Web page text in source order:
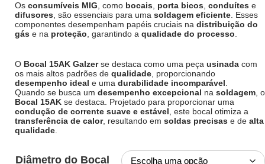
Os consumíveis MIG , como bocais porta bicos conduítes e
difusores , são essenciais para uma soldagem eficiente . Esses
componentes desempenham papéis cruciais na distribuição do
gás e na proteção , garantindo a qualidade do processo
O Bocal 15AK Galzerse destaca como uma peça usinada com
os mais altos padrões de qualidade , proporcionando
desempenho ideal e uma durabilidade incomparável
Quando se busca um desempenho excepcional na soldagem , o
Bocal 15AK se destaca. Projetado para proporcionar uma
condução de corrente suave e estável , este bocal otimiza a
transferência de calor, resultando em soldas precisas e de alta
qualidade
Diâmetro do Bocal